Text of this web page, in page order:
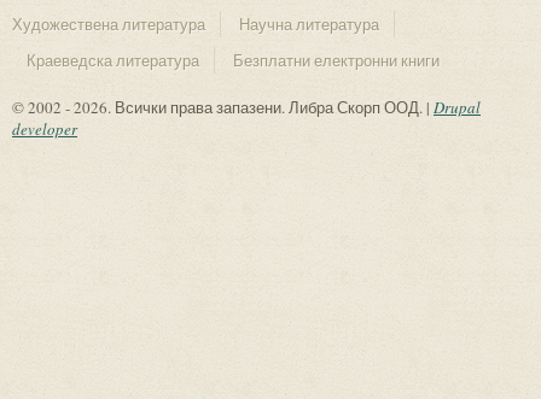
Художествена литература
Научна литература
Краеведска литература
Безплатни електронни книги
© 2002 - 2026. Всички права запазени. Либра Скорп ООД. | Drupal
developer